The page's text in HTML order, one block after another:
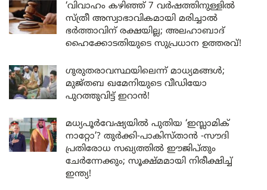
‘വിവാഹം കഴിഞ്ഞ് 7 വർഷത്തിനുള്ളിൽ
സ്ത്രീ അസ്വാഭാവികമായി മരിച്ചാൽ
ഭർത്താവിന് രക്ഷയില്ല; അലഹാബാദ്
ഹൈക്കോടതിയുടെ സുപ്രധാന ഉത്തരവ്!
ഗുരുതരാവസ്ഥയിലെന്ന് മാധ്യമങ്ങൾ;
മുജ്തബ ഖമേനിയുടെ വീഡിയോ
പുറത്തുവിട്ട് ഇറാൻ!
മധ്യപൂർവേഷ്യയിൽ പുതിയ ‘ഇസ്ലാമിക്
നാറ്റോ’? തുർക്കി-പാകിസ്താൻ -സൗദി
പ്രതിരോധ സഖ്യത്തിൽ ഈജിപ്തും
ചേർന്നേക്കും; സൂക്ഷ്മമായി നിരീക്ഷിച്ച്
ഇന്ത്യ!